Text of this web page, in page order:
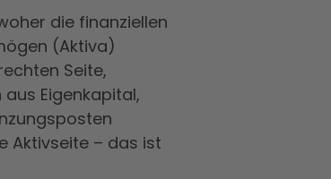
die finanziellen
(Aktiva)
Seite,
Eigenkapital,
Aktivseite – das ist